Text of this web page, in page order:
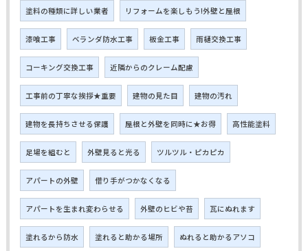
塗料の種類に詳しい業者 リフォームを楽しもう!外壁と屋根
漆喰工事 ベランダ防水工事 板金工事 雨樋交換工事
コーキング交換工事 近隣からのクレーム配慮
工事前の丁寧な挨拶★重要 建物の見た目 建物の汚れ
建物を長持ちさせる保護 屋根と外壁を同時に★お得 高性能塗料
足場を組むと 外壁見ると光る ツルツル・ピカピカ
アパートの外壁 借り手がつかなくなる
アパートを生まれ変わらせる 外壁のヒビや苔 瓦にぬれます
塗れるから防水 塗れると助かる場所 ぬれると助かるアソコ